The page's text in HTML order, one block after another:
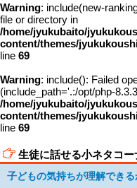
Warning: include(new-
file or directory in
/home/jyukubaito/
content/themes/
line 69
Warning: include(): Failed
(include_path='.:/opt/php-
/home/jyukubaito/
content/themes/
line 69
生徒に話せる小ネタコー
子どもの気持ちが理解できる